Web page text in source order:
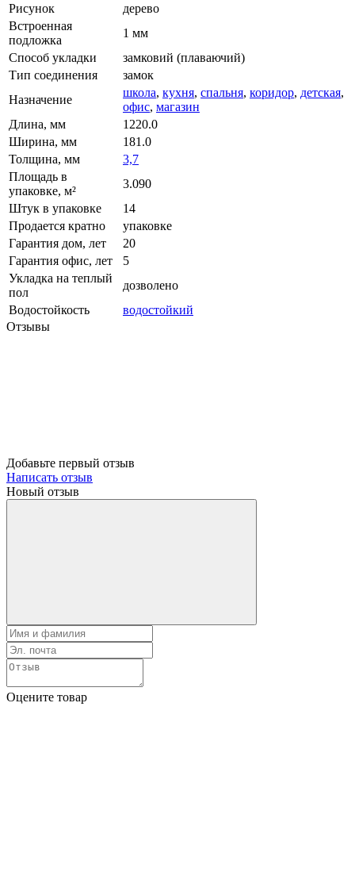
Рисунок
дерево
Встроенная
подложка
1 мм
Способ укладки
замковий (плаваючий)
Тип соединения
замок
Назначение
школа, кухня, спальня, коридор, детская,
офис, магазин
Длина, мм
1220.0
Ширина, мм
181.0
Толщина, мм
3,7
Площадь в
упаковке, м²
3.090
Штук в упаковке
14
Продается кратно
упаковке
Гарантия дом, лет
20
Гарантия офис, лет
5
Укладка на теплый
пол
дозволено
Водостойкость
водостойкий
Отзывы
Добавьте первый отзыв
Написать отзыв
Новый отзыв
Оцените товар